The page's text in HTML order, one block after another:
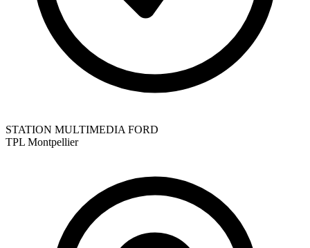
STATION MULTIMEDIA FORD
TPL Montpellier